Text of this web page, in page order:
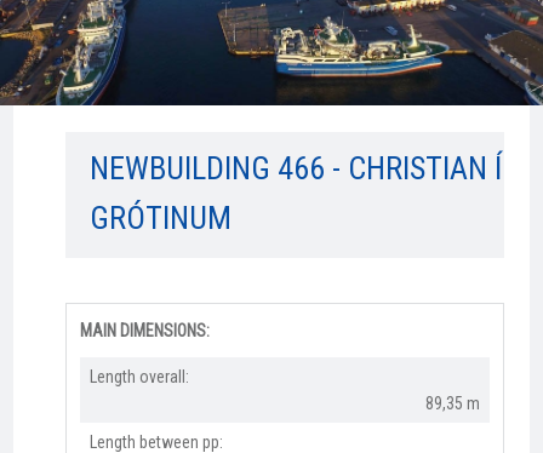
NEWBUILDING 466 - CHRISTIAN Í
GRÓTINUM
MAIN DIMENSIONS:
Length overall:​
89,35 m
Length between pp: